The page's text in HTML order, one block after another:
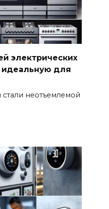
электрических
идеальную для
неотъемлемой